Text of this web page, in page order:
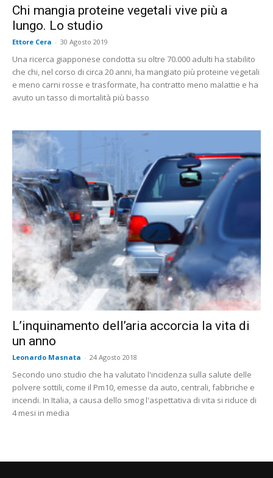
Chi mangia proteine vegetali vive più a
lungo. Lo studio
Ettore Cera - 30 Agosto 2019
Una ricerca giapponese condotta su oltre 70.000 adulti ha stabilito
che chi, nel corso di circa 20 anni, ha mangiato più proteine vegetali
e meno carni rosse e trasformate, ha contratto meno malattie e ha
avuto un tasso di mortalità più basso
L’inquinamento dell’aria accorcia la vita di
un anno
Leonardo Masnata - 24 Agosto 2018
Secondo uno studio che ha valutato l'incidenza sulla salute delle
polvere sottili, come il Pm10, emesse da auto, centrali, fabbriche e
incendi. In Italia, a causa dello smog l'aspettativa di vita si riduce di
4 mesi in media